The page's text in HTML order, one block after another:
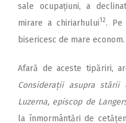
sale ocupațiuni, a
mirare a chiriarhului12. Pe
bisericesc de mare econom.
Afară de aceste tipăriri,
Considerații asupra
Luzerna, episcop de
la înmormântări de